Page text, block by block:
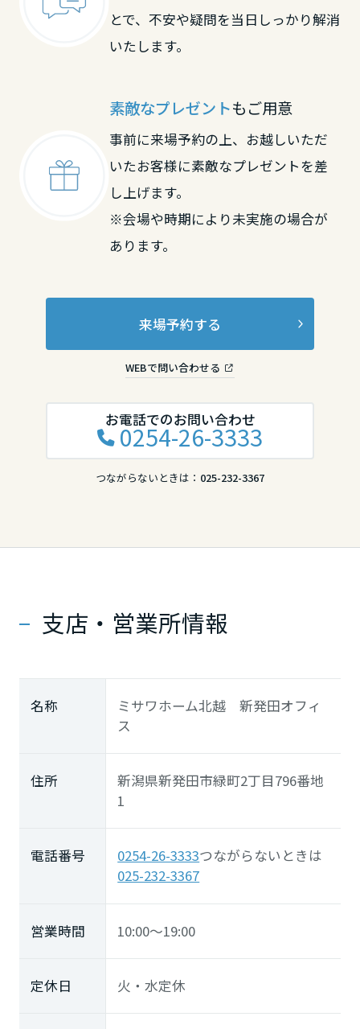
とで、不安や疑問を当日しっかり解消
いたします。
素敵なプレゼントもご用意
事前に来場予約の上、お越しいただ
いたお客様に素敵なプレゼントを差
し上げます。
※会場や時期により未実施の場合が
あります。
来場予約する
WEBで問い合わせる
お電話でのお問い合わせ
0254-26-3333
つながらないときは： 025-232-3367
支店・営業所情報
名称
ミサワホーム北越 新発田オフィ
ス
住所
新潟県新発田市緑町2丁目796番地
1
電話番号 0254-26-3333つながらないときは
025-232-3367
営業時間 10:00～19:00
定休日 火・水定休
大阪府
和歌山県
広島県
高知県
九州エリア